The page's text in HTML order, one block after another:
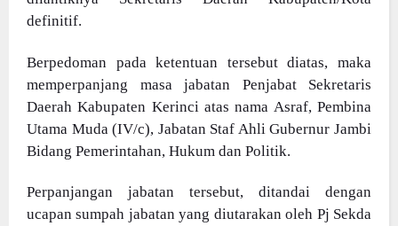
definitif.
Berpedoman pada ketentuan tersebut diatas, maka
memperpanjang masa jabatan Penjabat Sekretaris
Daerah Kabupaten Kerinci atas nama Asraf, Pembina
Utama Muda (IV/c), Jabatan Staf Ahli Gubernur Jambi
Bidang Pemerintahan, Hukum dan Politik.
Perpanjangan jabatan tersebut, ditandai dengan
ucapan sumpah jabatan yang diutarakan oleh Pj Sekda